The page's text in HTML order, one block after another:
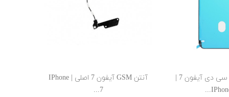
چسب دور ال سی دی آیفون 7 |
آنتن GSM آیفون 7 اصلی | IPhone
7...